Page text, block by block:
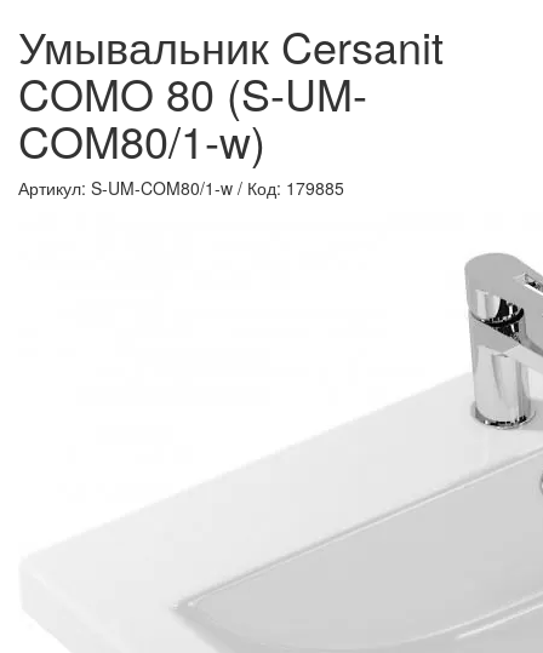
Умывальник Cersanit
COMO 80 (S-UM-
COM80/1-w)
Артикул: S-UM-COM80/1-w / Код: 179885